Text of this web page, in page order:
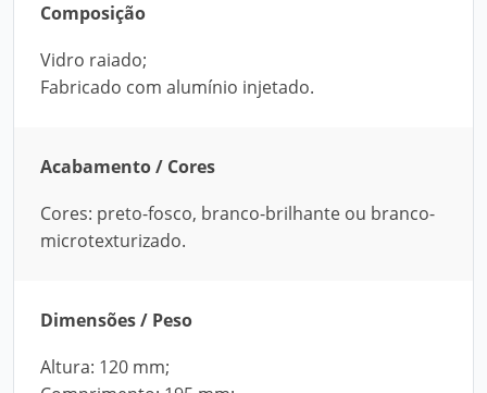
Composição
Vidro raiado;
Fabricado com alumínio injetado.
Acabamento / Cores
Cores: preto-fosco, branco-brilhante ou branco-
microtexturizado.
Dimensões / Peso
Altura: 120 mm;